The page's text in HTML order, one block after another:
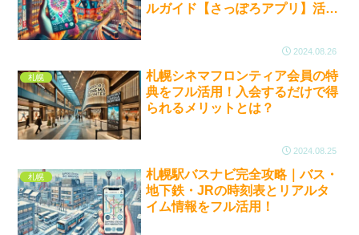
ルガイド【さっぽろアプリ】活用
2024.08.26
札幌
札幌シネマフロンティア会員の特
典をフル活用！入会するだけで得
られるメリットとは？
2024.08.25
札幌
札幌駅バスナビ完全攻略｜バス・
地下鉄・JRの時刻表とリアルタ
イム情報をフル活用！